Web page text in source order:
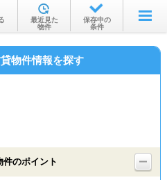
を探す
沿線・駅から
物件特集から
最近見た
物件
保存中の
条件
物件情報を探す
のポイント